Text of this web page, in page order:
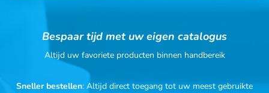
Bespaar tijd met uw eigen catalogus
Altijd uw favoriete producten binnen handbereik
Sneller bestellen: Altijd direct toegang tot uw meest gebruikte